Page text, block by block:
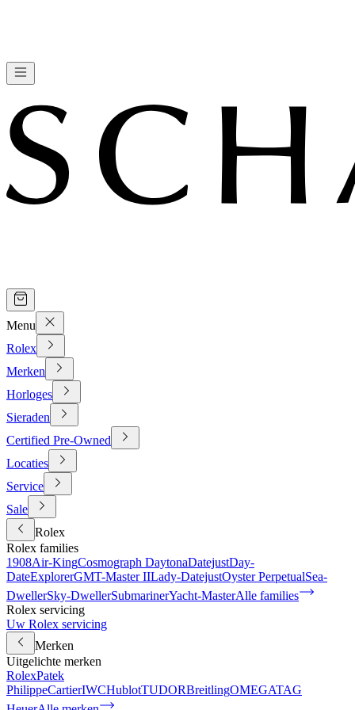
Menu
Rolex
Merken
Horloges
Sieraden
Certified Pre-Owned
Locaties
Service
Sale
Rolex
Rolex families
1908Air-KingCosmograph DaytonaDatejustDay-
DateExplorerGMT-Master IILady-DatejustOyster PerpetualSea-
DwellerSky-DwellerSubmarinerYacht-MasterAlle families
Rolex servicing
Uw Rolex servicing
Merken
Uitgelichte merken
RolexPatek
PhilippeCartierIWCHublotTUDORBreitlingOMEGATAG